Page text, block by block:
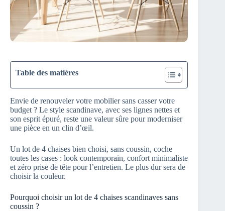
Table des matières
Envie de renouveler votre mobilier sans casser votre
budget ? Le style scandinave, avec ses lignes nettes et
son esprit épuré, reste une valeur sûre pour moderniser
une pièce en un clin d’œil.
Un lot de 4 chaises bien choisi, sans coussin, coche
toutes les cases : look contemporain, confort minimaliste
et zéro prise de tête pour l’entretien. Le plus dur sera de
choisir la couleur.
Pourquoi choisir un lot de 4 chaises scandinaves sans
coussin ?